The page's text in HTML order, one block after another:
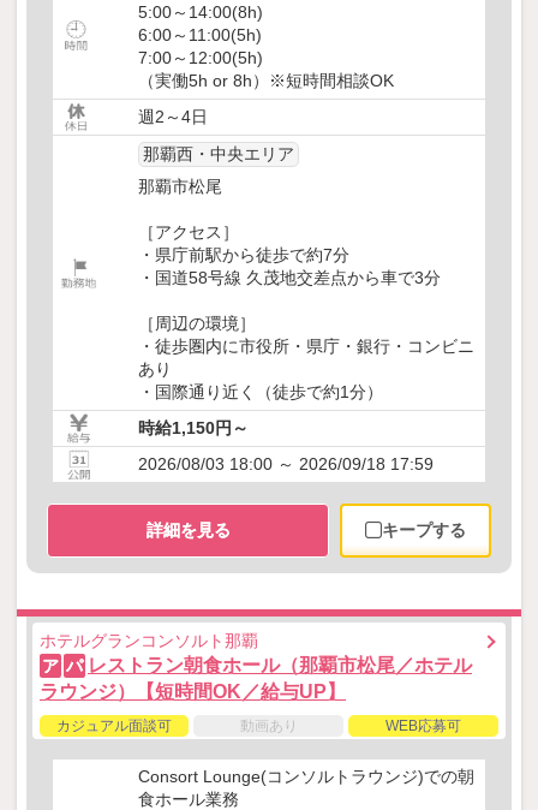
5:00～14:00(8h)
6:00～11:00(5h)
7:00～12:00(5h)
（実働5h or 8h）※短時間相談OK
週2～4日
那覇西・中央エリア
那覇市松尾
［アクセス］
・県庁前駅から徒歩で約7分
・国道58号線 久茂地交差点から車で3分
［周辺の環境］
・徒歩圏内に市役所・県庁・銀行・コンビニ
あり
・国際通り近く（徒歩で約1分）
時給1,150円～
2026/08/03 18:00 ～ 2026/09/18 17:59
詳細を見る キープする
ホテルグランコンソルト那覇
ア パ レストラン朝食ホール（那覇市松尾／ホテル
ラウンジ）【短時間OK／給与UP】
カジュアル面談可 動画あり WEB応募可
Consort Lounge(コンソルトラウンジ)での朝
食ホール業務